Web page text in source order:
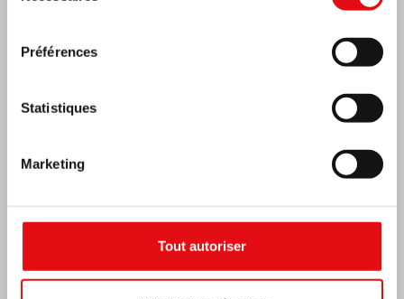
Préférences
Statistiques
Marketing
Tout autoriser
Inde : Bénédiction et inauguration du musée